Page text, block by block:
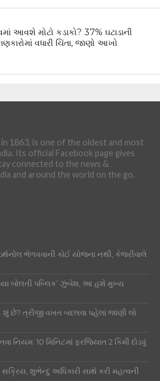
આવશે મોટો કડાકો? 37% ઘટાડાની
વધારી ચિંતા, જાણો આખો
1863, is one of the oldest and most
Its official Facebook page gives
connected to the news &
and around the world on the go.
ભેળવવાની કોઈ યોજના નથી, કેજરીવાલે
બોલતી પબ્લિક’ ઝુંબેશ, આ હશે મુખ્ય
શું છે? ત્રીજી વખત બદલવા પહેલાં જાણી લો
નિયમ: 10 મિનિટમાં ફરજિયાત 2 કિમી દોડવું
સક્રિય, શુભેન્દુ અધિકારી સાથે કરી મહત્વની